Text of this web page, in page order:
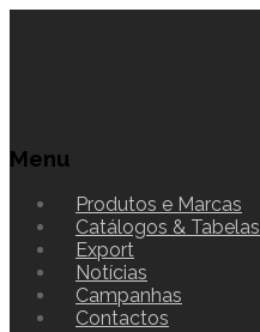
Menu
Produtos e Marcas
Catálogos & Tabelas
Export
Notícias
Campanhas
Contactos